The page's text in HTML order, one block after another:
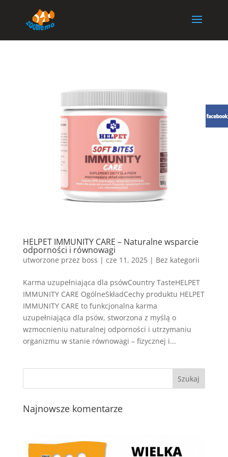
HELPET IMMUNITY CARE – Naturalne wsparcie
odporności i równowagi
utworzone przez boss | cze 11, 2025| Bez kategorii
Karma uzupełniająca dla psówCountry TasteHELPET
IMMUNITY CARE OgólneSkładCechy produktu HELPET
IMMUNITY CARE to funkcjonalna karma
uzupełniająca dla psów, stworzona z myślą o
wzmocnieniu naturalnej odporności i utrzymaniu
organizmu w stanie równowagi – fizycznej i...
Najnowsze komentarze